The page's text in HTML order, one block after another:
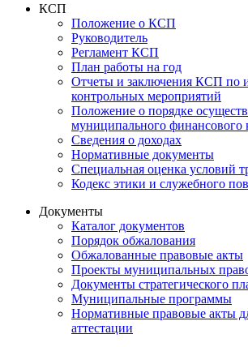
КСП
Положение о КСП
Руководитель
Регламент КСП
План работы на год
Отчеты и заключения КСП по
контрольных мероприятий
Положение о порядке
муниципального финансового
Сведения о доходах
Нормативные документы
Специальная оценка условий
Кодекс этики и служебного
Документы
Каталог документов
Порядок обжалования
Обжалованные правовые акты
Проекты муниципальных
Документы стратегического
Муниципальные программы
Нормативные правовые акты
аттестации